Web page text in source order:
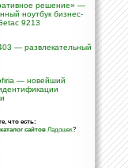
решение» —
ноутбук бизнес-
9213
— развлекательный
— новейший
что есть:
сайтовЛадошек?